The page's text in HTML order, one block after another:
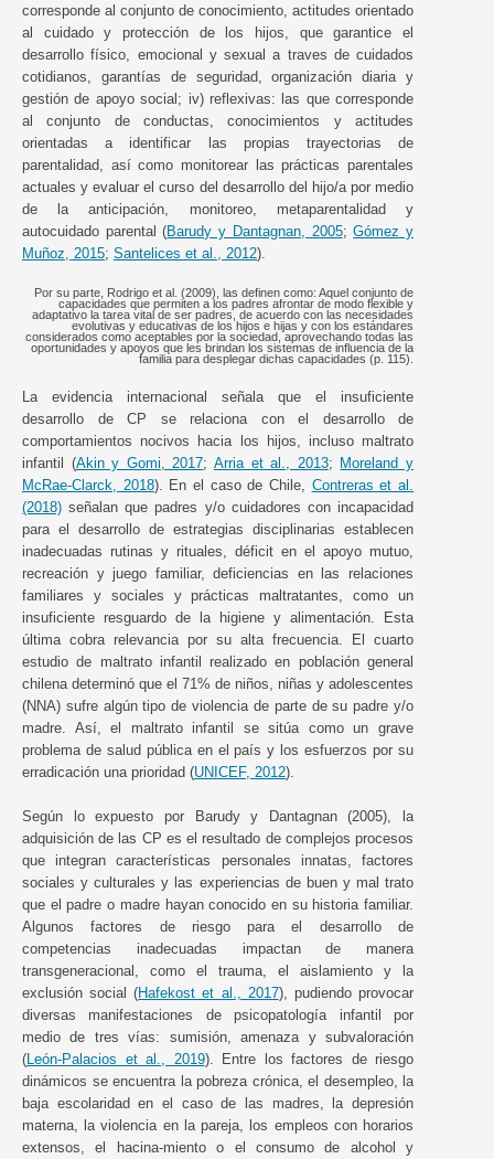
corresponde al conjunto de conocimiento, actitudes orientado
al cuidado y protección de los hijos, que garantice el
desarrollo físico, emocional y sexual a traves de cuidados
cotidianos, garantías de seguridad, organización diaria y
gestión de apoyo social; iv) reflexivas: las que corresponde
al conjunto de conductas, conocimientos y actitudes
orientadas a identificar las propias trayectorias de
parentalidad, así como monitorear las prácticas parentales
actuales y evaluar el curso del desarrollo del hijo/a por medio
de la anticipación, monitoreo, metaparentalidad y
autocuidado parental (Barudy y Dantagnan, 2005;Gómez y
Muñoz, 2015; Santelices et al., 2012).
Por su parte, Rodrigo et al. (2009), las definen como: Aquel conjunto de
capacidades que permiten a los padres afrontar de modo flexible y
adaptativo la tarea vital de ser padres, de acuerdo con las necesidades
evolutivas y educativas de los hijos e hijas y con los estándares
considerados como aceptables por la sociedad, aprovechando todas las
oportunidades y apoyos que les brindan los sistemas de influencia de la
familia para desplegar dichas capacidades (p. 115).
La evidencia internacional señala que el insuficiente
desarrollo de CP se relaciona con el desarrollo de
comportamientos nocivos hacia los hijos, incluso maltrato
infantil (Akin y Gomi, 2017;Arria et al., 2013; Moreland y
McRae-Clarck, 2018). En el caso de Chile, Contreras et al.
(2018) señalan que padres y/o cuidadores con incapacidad
para el desarrollo de estrategias disciplinarias establecen
inadecuadas rutinas y rituales, déficit en el apoyo mutuo,
recreación y juego familiar, deficiencias en las relaciones
familiares y sociales y prácticas maltratantes, como un
insuficiente resguardo de la higiene y alimentación. Esta
última cobra relevancia por su alta frecuencia. El cuarto
estudio de maltrato infantil realizado en población general
chilena determinó que el 71% de niños, niñas y adolescentes
(NNA) sufre algún tipo de violencia de parte de su padre y/o
madre. Así, el maltrato infantil se sitúa como un grave
problema de salud pública en el país y los esfuerzos por su
erradicación una prioridad (UNICEF, 2012).
Según lo expuesto por Barudy y Dantagnan (2005), la
adquisición de las CP es el resultado de complejos procesos
que integran características personales innatas, factores
sociales y culturales y las experiencias de buen y mal trato
que el padre o madre hayan conocido en su historia familiar.
Algunos factores de riesgo para el desarrollo de
competencias inadecuadas impactan de manera
transgeneracional, como el trauma, el aislamiento y la
exclusión social (Hafekost et al., 2017), pudiendo provocar
diversas manifestaciones de psicopatología infantil por
medio de tres vías: sumisión, amenaza y subvaloración
(León-Palacios et al., 2019). Entre los factores de riesgo
dinámicos se encuentra la pobreza crónica, el desempleo, la
baja escolaridad en el caso de las madres, la depresión
materna, la violencia en la pareja, los empleos con horarios
extensos, el hacina-miento o el consumo de alcohol y